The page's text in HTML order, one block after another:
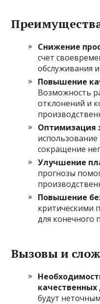
Снижение
счет
обслуживания
Повышение
Возможность
отклонений и
Оптимизация
использование
сокращение
Улучшение
прогнозы
Повышение
критическими
для конечного
Вызовы и
будут